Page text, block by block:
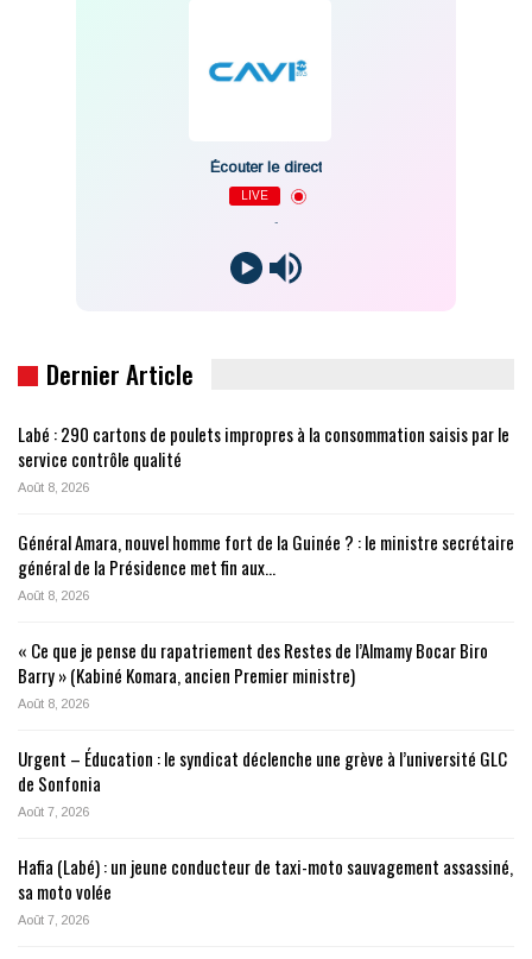
Écouter le direct
LIVE
Dernier Article
Labé : 290 cartons de poulets impropres à la consommation saisis par le
service contrôle qualité
Août 8, 2026
Général Amara, nouvel homme fort de la Guinée ? : le ministre secrétaire
général de la Présidence met fin aux…
Août 8, 2026
« Ce que je pense du rapatriement des Restes de l’Almamy Bocar Biro
Barry » (Kabiné Komara, ancien Premier ministre)
Août 8, 2026
Urgent – Éducation : le syndicat déclenche une grève à l’université GLC
de Sonfonia
Août 7, 2026
Hafia (Labé) : un jeune conducteur de taxi-moto sauvagement assassiné,
sa moto volée
Août 7, 2026